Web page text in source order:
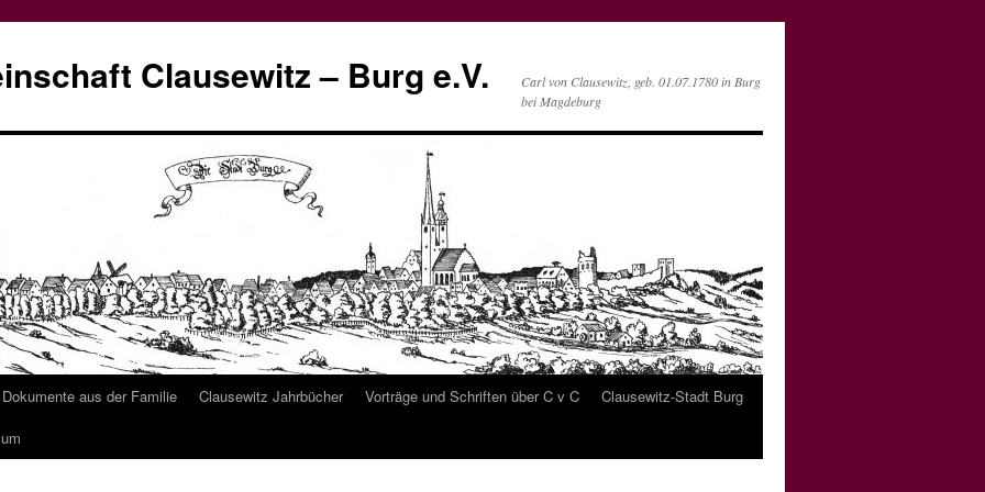
Clausewitz – Burg e.V.
Carl von Clausewitz, geb. 01.07.1780 in Burg
bei Magdeburg
Dokumente aus der Familie Clausewitz Jahrbücher Vorträge und Schriften über C v C
Clausewitz-Stadt Burg